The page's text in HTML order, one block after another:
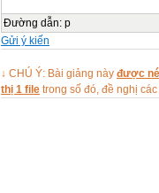
Đường dẫn: p
Gửi ý kiến
↓ CHÚ Ý: Bài giảng này được
thị 1 file trong số đó, đề nghị